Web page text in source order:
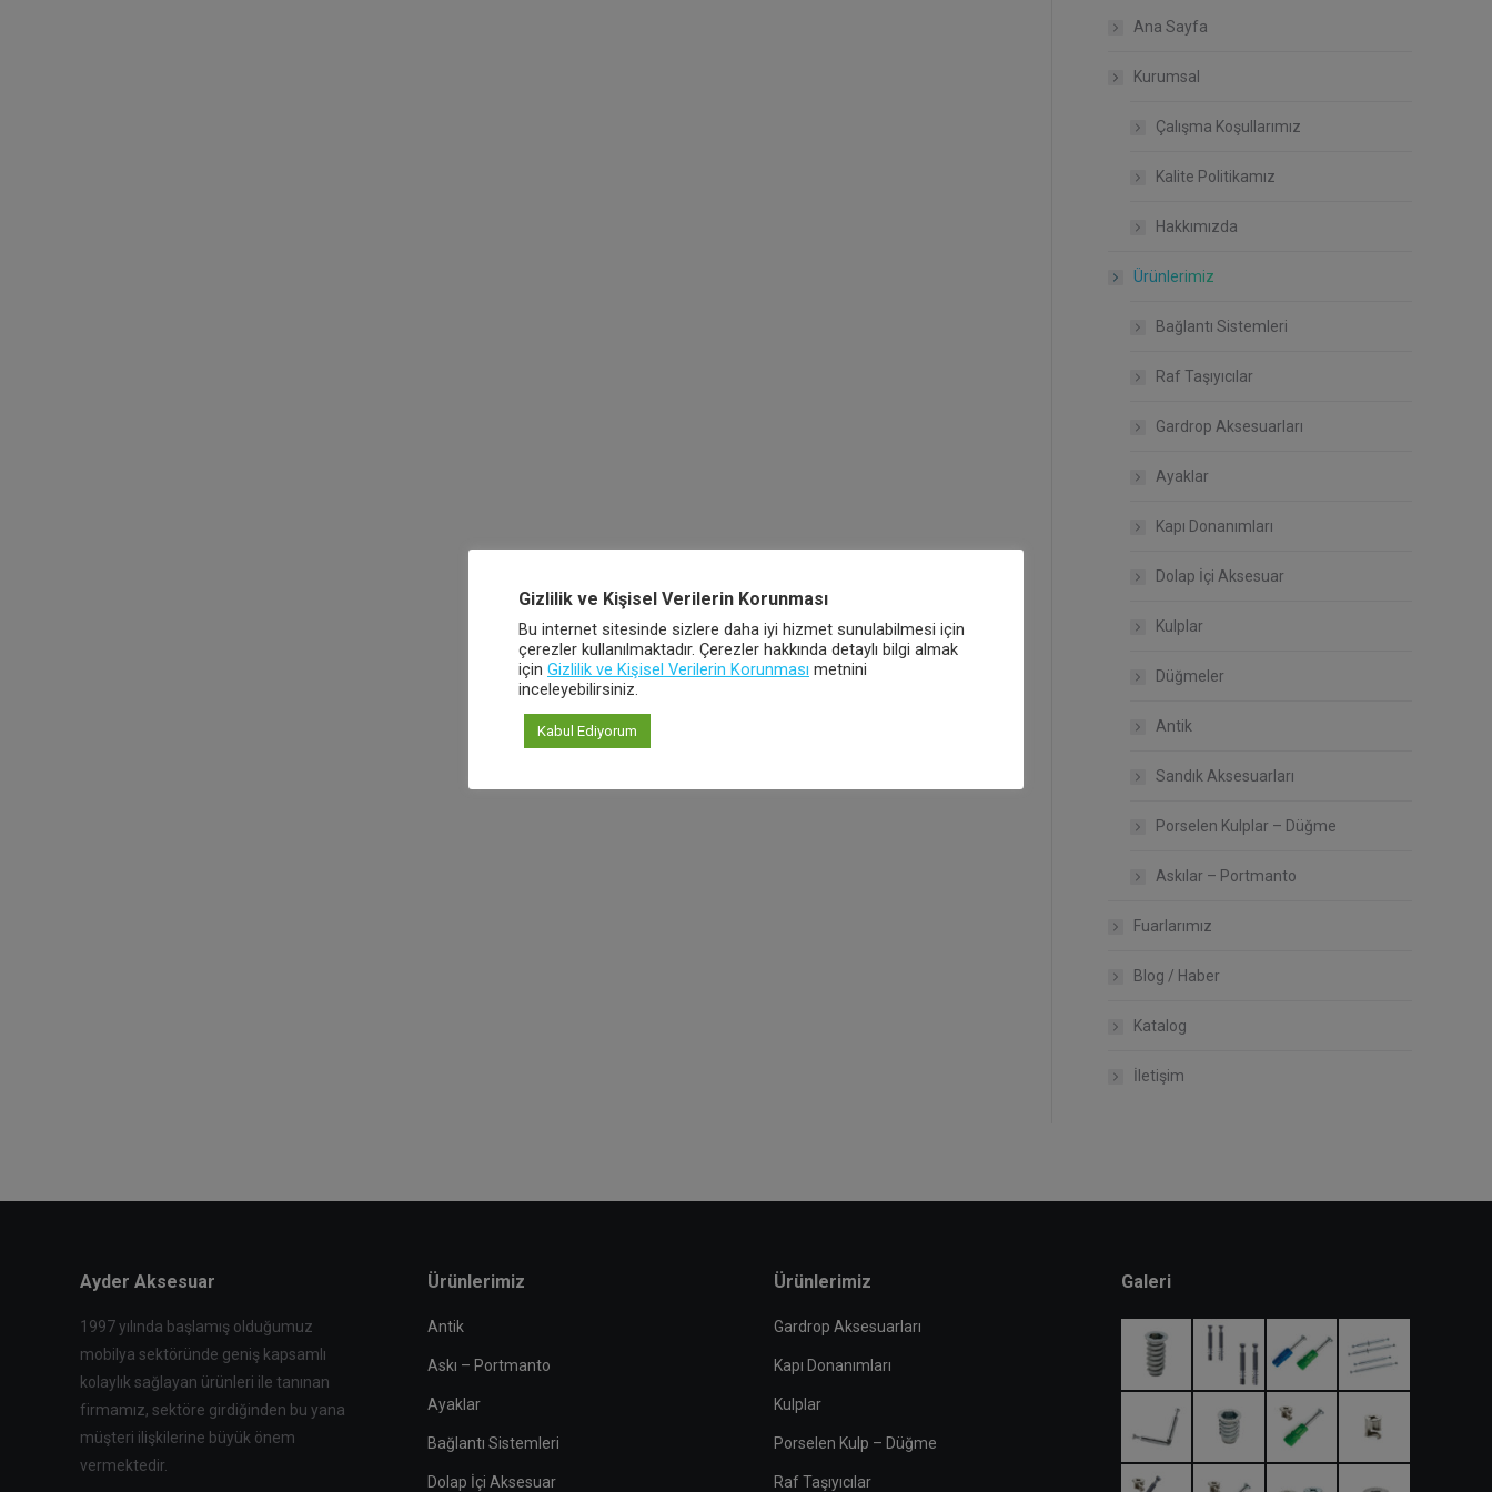
Ana Sayfa
Kurumsal
Çalışma Koşullarımız
Kalite Politikamız
Hakkımızda
Ürünlerimiz
Bağlantı Sistemleri
Raf Taşıyıcılar
Gardrop Aksesuarları
Ayaklar
Kapı Donanımları
Dolap İçi Aksesuar
Kulplar
Düğmeler
Antik
Sandık Aksesuarları
Porselen Kulplar – Düğme
Askılar – Portmanto
Fuarlarımız
Blog / Haber
Katalog
İletişim
Ayder Aksesuar
1997 yılında başlamış olduğumuz
mobilya sektöründe geniş kapsamlı
kolaylık sağlayan ürünleri ile tanınan
firmamız, sektöre girdiğinden bu yana
müşteri ilişkilerine büyük önem
vermektedir.
Ürünlerimiz
Antik
Askı – Portmanto
Ayaklar
Bağlantı Sistemleri
Dolap İçi Aksesuar
Ürünlerimiz
Gardrop Aksesuarları
Kapı Donanımları
Kulplar
Porselen Kulp – Düğme
Raf Taşıyıcılar
Galeri
Gizlilik ve Kişisel Verilerin Korunması
Bu internet sitesinde sizlere daha iyi hizmet sunulabilmesi için
çerezler kullanılmaktadır. Çerezler hakkında detaylı bilgi almak
için Gizlilik ve Kişisel Verilerin Korunması metnini
inceleyebilirsiniz.
Kabul Ediyorum